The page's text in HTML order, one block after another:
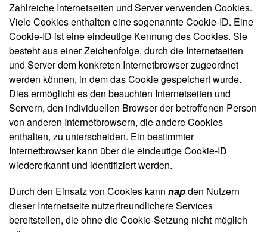
Zahlreiche Internetseiten und Server verwenden Cookies.
Viele Cookies enthalten eine sogenannte Cookie-ID. Eine
Cookie-ID ist eine eindeutige Kennung des Cookies. Sie
besteht aus einer Zeichenfolge, durch die Internetseiten
und Server dem konkreten Internetbrowser zugeordnet
werden können, in dem das Cookie gespeichert wurde.
Dies ermöglicht es den besuchten Internetseiten und
Servern, den individuellen Browser der betroffenen Person
von anderen Internetbrowsern, die andere Cookies
enthalten, zu unterscheiden. Ein bestimmter
Internetbrowser kann über die eindeutige Cookie-ID
wiedererkannt und identifiziert werden.
Durch den Einsatz von Cookies kann napden Nutzern
dieser Internetseite nutzerfreundlichere Services
bereitstellen, die ohne die Cookie-Setzung nicht möglich